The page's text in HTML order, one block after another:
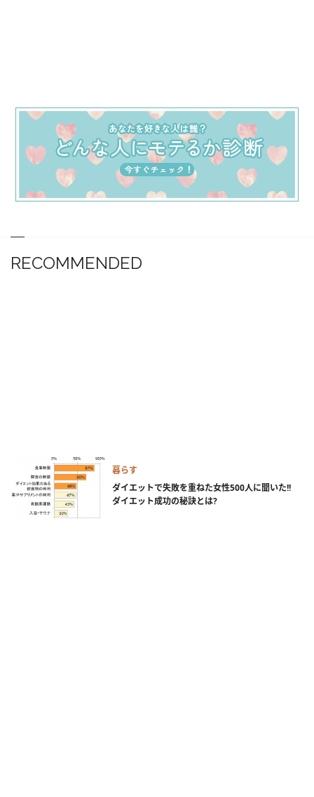
RECOMMENDED
暮らす
ダイエットで失敗を重ねた女性500人に聞いた!!
ダイエット成功の秘訣とは?